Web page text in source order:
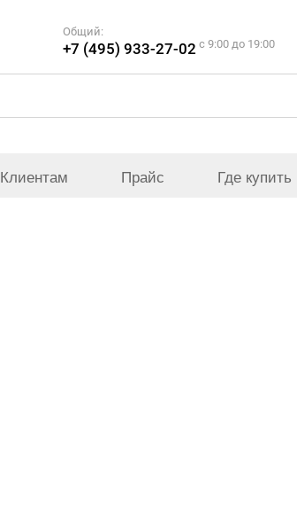
Общий:
+7 (495) 933-27-02 c 9:00 до 19:00
Клиентам Прайс Где купить